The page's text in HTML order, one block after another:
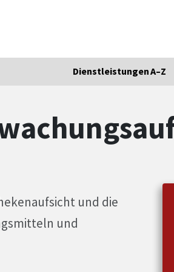
Dienstleistungen A–Z
und die
und